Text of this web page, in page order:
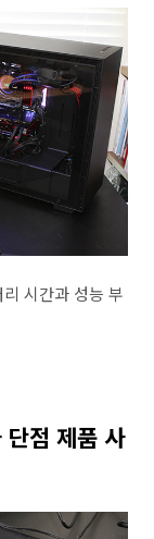
시간과 성능 부
점 제품 사